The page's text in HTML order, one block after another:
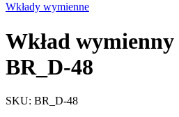
Wkłady wymienne
Wkład
BR_D-48
SKU: BR_D-48